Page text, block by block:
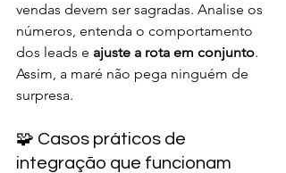
vendas devem ser sagradas. Analise os
números, entenda o comportamento
dos leads e ajuste a rota em conjunto.
Assim, a maré não pega ninguém de
surpresa.
🧩 Casos práticos de
integração que funcionam